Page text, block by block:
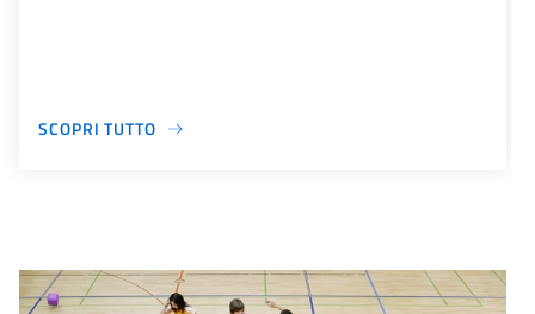
SCOPRI TUTTO